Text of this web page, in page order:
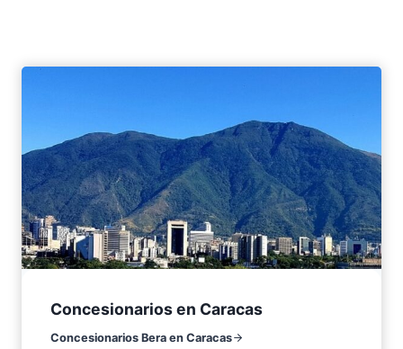
Concesionarios en Caracas
Concesionarios Bera en Caracas